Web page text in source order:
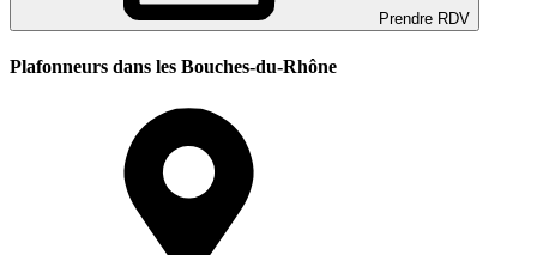
Prendre RDV
Plafonneurs dans les Bouches-du-Rhône